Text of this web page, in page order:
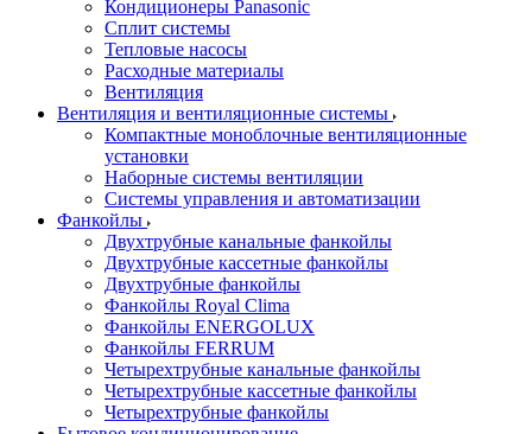
Кондиционеры Panasonic
Сплит системы
Тепловые насосы
Расходные материалы
Вентиляция
Вентиляция и вентиляционные системы
Компактные моноблочные вентиляционные
установки
Наборные системы вентиляции
Системы управления и автоматизации
Фанкойлы
Двухтрубные канальные фанкойлы
Двухтрубные кассетные фанкойлы
Двухтрубные фанкойлы
Фанкойлы Royal Clima
Фанкойлы ENERGOLUX
Фанкойлы FERRUM
Четырехтрубные канальные фанкойлы
Четырехтрубные кассетные фанкойлы
Четырехтрубные фанкойлы